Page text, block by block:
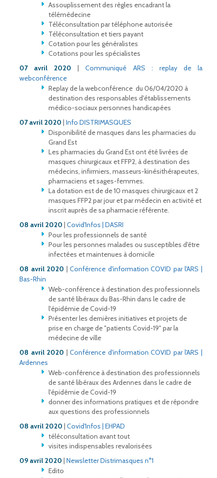
Assouplissement des règles encadrant la
télémédecine
Téléconsultation par téléphone autorisée
Téléconsultation et tiers payant
Cotation pour les généralistes
Cotations pour les spécialistes
07 avril 2020 |Communiqué ARS : replay de la
webconférence
Replay de la webconférence du 06/04/2020 à
destination des responsables d'établissements
médico-sociaux personnes handicapées
07 avril 2020 | Info DISTRIMASQUES
Disponibilité de masques dans les pharmacies du
Grand Est
Les pharmacies du Grand Est ont été livrées de
masques chirurgicaux et FFP2, à destination des
médecins, infirmiers, masseurs-kinésithérapeutes,
pharmaciens et sages-femmes.
La dotation est de de 10 masques chirurgicaux et 2
masques FFP2 par jour et par médecin en activité et
inscrit auprès de sa pharmacie référente.
08 avril 2020 | Covid'Infos | DASRI
Pour les professionnels de santé
Pour les personnes malades ou susceptibles d'être
infectées et maintenues à domicile
08 avril 2020 |Conférence d'information COVID par l'ARS |
Bas-Rhin
Web-conférence à destination des professionnels
de santé libéraux du Bas-Rhin dans le cadre de
l'épidémie de Covid-19
Présenter les dernières initiatives et projets de
prise en charge de "patients Covid-19" par la
médecine de ville
08 avril 2020 |Conférence d'information COVID par l'ARS |
Ardennes
Web-conférence à destination des professionnels
de santé libéraux des Ardennes dans le cadre de
l'épidémie de Covid-19
donner des informations pratiques et de répondre
aux questions des professionnels
08 avril 2020 | Covid'Infos | EHPAD
téléconsultation avant tout
visites indispensables revalorisées
09 avril 2020 | Newsletter Distrimasques n°1
Edito